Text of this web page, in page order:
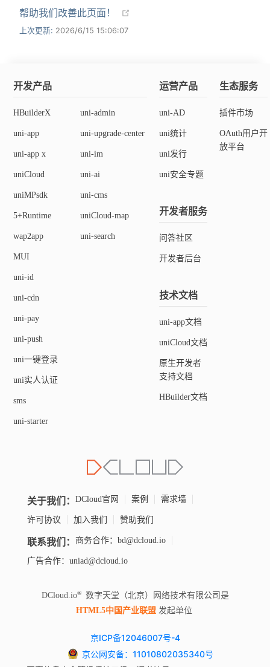
帮助我们改善此页面！
上次更新: 2026/6/15 15:06:07
开发产品
HBuilderX
uni-app
uni-app x
uniCloud
uniMPsdk
5+Runtime
wap2app
MUI
uni-id
uni-cdn
uni-pay
uni-push
uni一键登录
uni实人认证
sms
uni-starter
uni-admin
uni-upgrade-center
uni-im
uni-ai
uni-cms
uniCloud-map
uni-search
运营产品
uni-AD
uni统计
uni发行
uni安全专题
开发者服务
问答社区
开发者后台
技术文档
uni-app文档
uniCloud文档
原生开发者
支持文档
HBuilder文档
生态服务
插件市场
OAuth用户开
放平台
关于我们： DCloud官网 案例 需求墙
许可协议 加入我们 赞助我们
联系我们： 商务合作：bd@dcloud.io
广告合作：uniad@dcloud.io
DCloud.io
数字天堂（北京）网络技术有限公司是
HTML5中国产业联盟发起单位
京ICP备12046007号-4
京公网安备：11010802035340号